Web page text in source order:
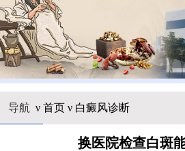
导航 ν 首页ν 白癜风诊断
换医院检查白斑